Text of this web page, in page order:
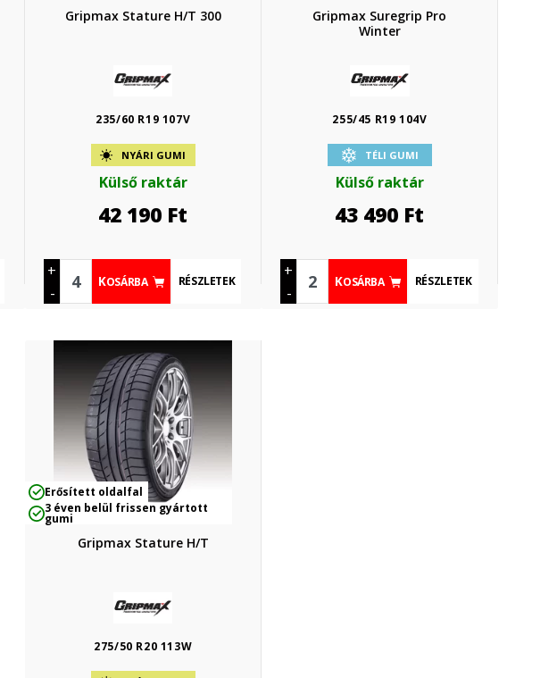
Gripmax Stature H/T 300
235/60 R19 107V
NYÁRI GUMI
Külső raktár
42 190 Ft
+
-
KOSÁRBA RÉSZLETEK
Gripmax Suregrip Pro
Winter
255/45 R19 104V
TÉLI GUMI
Külső raktár
43 490 Ft
+
-
KOSÁRBA RÉSZLETEK
Erősített oldalfal
3 éven belül frissen gyártott
gumi
Gripmax Stature H/T
275/50 R20 113W